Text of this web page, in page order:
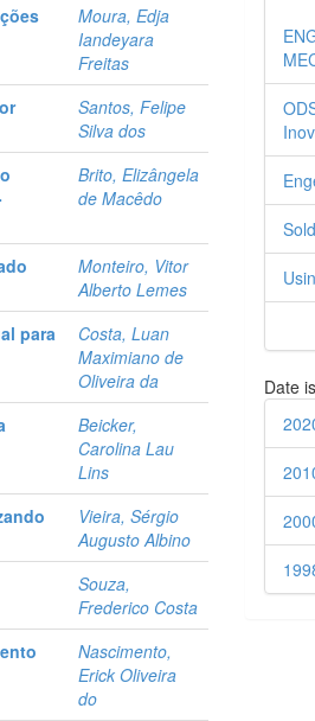
Moura, Edja
Iandeyara
Freitas
Santos, Felipe
Silva dos
Brito, Elizângela
de Macêdo
Monteiro, Vitor
Alberto Lemes
para
Costa, Luan
Maximiano de
Oliveira da
Beicker,
Carolina Lau
Lins
Vieira, Sérgio
Augusto Albino
Souza,
Frederico Costa
Nascimento,
Erick Oliveira
do
Date